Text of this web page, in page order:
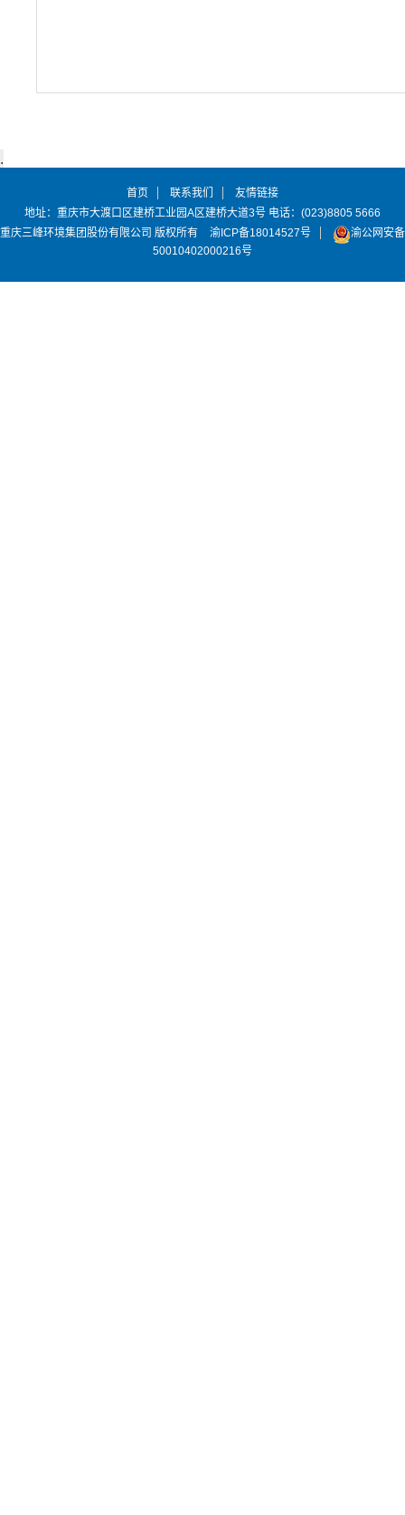
首页 联系我们
友情链接
地址：重庆市大渡口区建桥工业园A区建桥大道3号 电话：(023)8805 5666
重庆三峰环境集团股份有限公司 版权所有
渝ICP备18014527号
渝公网安备
50010402000216号